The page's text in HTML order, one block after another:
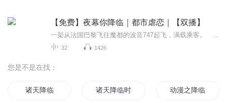
【免费】夜幕你降临｜都市虐恋｜【双播】
32 1426
您是不是在找：
诸天降临 诸天降临时代 动漫之降临诸天